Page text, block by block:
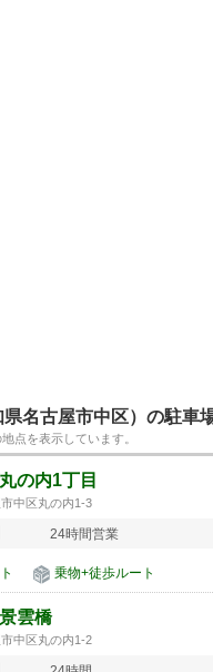
名古屋市中区）の駐車
点を表示しています。
の内1丁目
中区丸の内1-3
24時間営業
乗物+徒歩ルート
雲橋
中区丸の内1-2